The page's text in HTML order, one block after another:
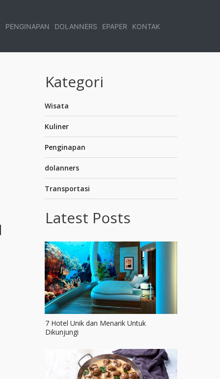
PENGINAPAN DOLANNERS EPAPER KONTAK
Kategori
Wisata
Kuliner
Penginapan
dolanners
Transportasi
Latest Posts
7 Hotel Unik dan Menarik Untuk
Dikunjungi